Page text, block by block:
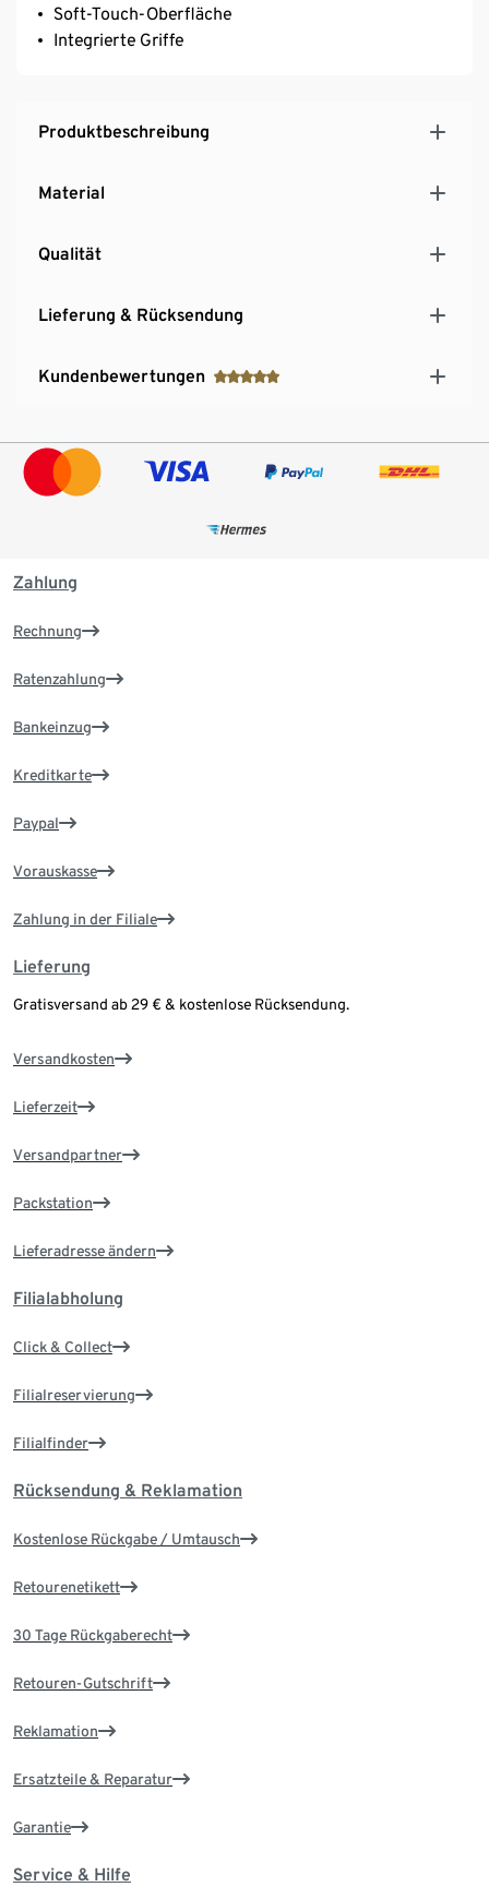
Soft-Touch-Oberfläche
Integrierte Griffe
Produktbeschreibung
Material
Qualität
Lieferung & Rücksendung
Kundenbewertungen
Zahlung
Rechnung
Ratenzahlung
Bankeinzug
Kreditkarte
Paypal
Vorauskasse
Zahlung in der Filiale
Lieferung
Gratisversand ab 29 € & kostenlose Rücksendung.
Versandkosten
Lieferzeit
Versandpartner
Packstation
Lieferadresse ändern
Filialabholung
Click & Collect
Filialreservierung
Filialfinder
Rücksendung & Reklamation
Kostenlose Rückgabe / Umtausch
Retourenetikett
30 Tage Rückgaberecht
Retouren-Gutschrift
Reklamation
Ersatzteile & Reparatur
Garantie
Service & Hilfe